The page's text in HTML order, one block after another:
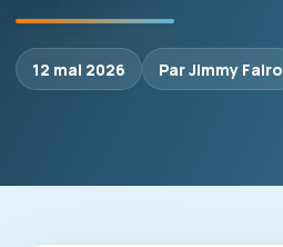
12 mai 2026 Par Jimmy Falro